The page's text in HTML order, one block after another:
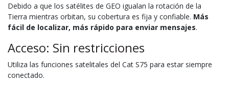
Debido a que los satélites de GEO igualan la rotación de la
Tierra mientras orbitan, su cobertura es fija y confiable. Más
fácil de localizar, más rápido para enviar mensajes.
Acceso: Sin restricciones
Utiliza las funciones satelitales del Cat S75 para estar siempre
conectado.